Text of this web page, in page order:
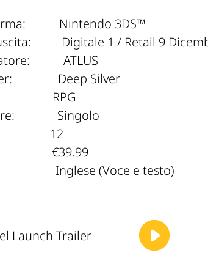
Nintendo 3DS™
Digitale 1 / Retail 9
ATLUS
Deep Silver
RPG
Singolo
12
€39.99
Inglese (Voce e testo)